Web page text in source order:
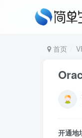
首页
开通地